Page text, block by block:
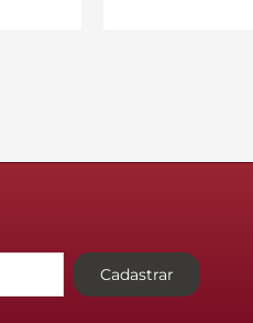
Cadastrar